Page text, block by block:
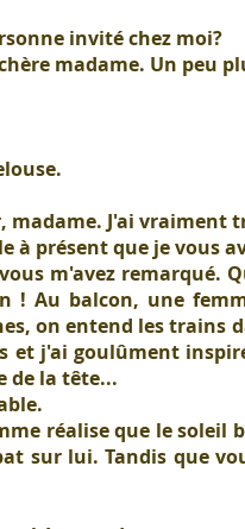
invité chez moi?
madame. Un peu
madame. J'ai vraiment
à présent que je vous
m'avez
! Au balcon, une
on entend les trains
et j'ai goulûment
de la tête...
réalise que le
sur lui. Tandis que